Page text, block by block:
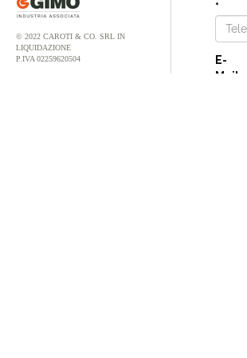
© 2022 CAROTI & CO. SRL IN
LIQUIDAZIONE
P.IVA 02259620504
*
E-
Mail